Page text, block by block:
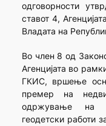
одговорности
ставот 4,
Владата на
Во член 8 од
Агенцијата во
ГКИС, вршење
премер на
одржување на
геодетски работи